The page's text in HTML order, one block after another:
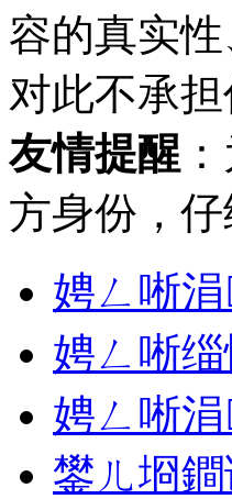
容的真实
对此不承
友情提醒
方身份，
娉ㄥ唽
娉ㄥ唽
娉ㄥ唽
鐢ㄦ埛